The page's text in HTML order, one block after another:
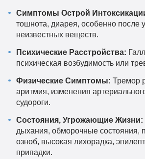
Симптомы Острой
тошнота, диарея, особенно после
неизвестных веществ.
Психические Расстройства:
психическая возбудимость или
Физические Симптомы: Тремор
аритмия, изменения
судороги.
Состояния, Угрожающие Жизни:
дыхания, обморочные состояния,
озноб, высокая лихорадка,
припадки.